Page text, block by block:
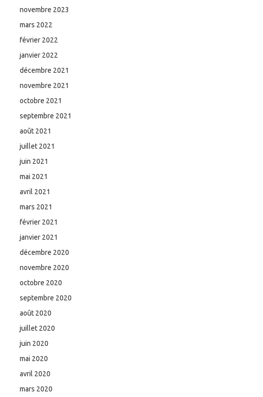
novembre 2023
mars 2022
février 2022
janvier 2022
décembre 2021
novembre 2021
octobre 2021
septembre 2021
août 2021
juillet 2021
juin 2021
mai 2021
avril 2021
mars 2021
février 2021
janvier 2021
décembre 2020
novembre 2020
octobre 2020
septembre 2020
août 2020
juillet 2020
juin 2020
mai 2020
avril 2020
mars 2020